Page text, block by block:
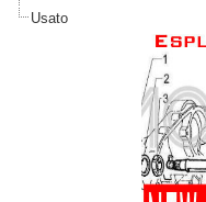
Usato